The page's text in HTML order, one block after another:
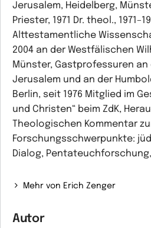
Jerusalem, Heidelberg,
Priester, 1971 Dr. theol.,
Alttestamentliche
2004 an der Westfälischen
Münster, Gastprofessuren
Jerusalem und an der
Berlin, seit 1976 Mitglied im
und Christen“ beim ZdK,
Theologischen Kommentar
Forschungsschwerpunkte:
Dialog,
Mehr von Erich Zenger
Autor